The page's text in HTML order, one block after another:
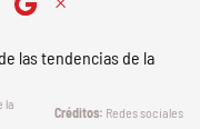
la
Redes sociales